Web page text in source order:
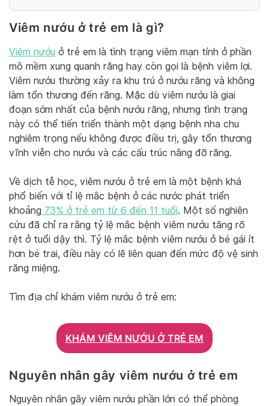
Viêm nướu ở trẻ em là gì?
Viêm nướu ở trẻ em là tình trạng viêm mạn tính ở phần
mô mềm xung quanh răng hay còn gọi là bệnh viêm lợi.
Viêm nướu thường xảy ra khu trú ở nướu răng và không
làm tổn thương đến răng. Mặc dù viêm nướu là giai
đoạn sớm nhất của bệnh nướu răng, nhưng tình trạng
này có thể tiến triển thành một dạng bệnh nha chu
nghiêm trọng nếu không được điều trị, gây tổn thương
vĩnh viễn cho nướu và các cấu trúc nâng đỡ răng.
Về dịch tễ học, viêm nướu ở trẻ em là một bệnh khá
phổ biến với tỉ lệ mắc bệnh ở các nước phát triển
khoảng 73% ở trẻ em từ 6 đến 11 tuổi. Một số nghiên
cứu đã chỉ ra rằng tỷ lệ mắc bệnh viêm nướu tăng rõ
rệt ở tuổi dậy thì. Tỷ lệ mắc bệnh viêm nướu ở bé gái ít
hơn bé trai, điều này có lẽ liên quan đến mức độ vệ sinh
răng miệng.
Tìm địa chỉ khám viêm nướu ở trẻ em:
KHÁM VIÊM NƯỚU Ở TRẺ EM
Nguyên nhân gây viêm nướu ở trẻ em
Nguyên nhân gây viêm nướu phần lớn có thể phòng